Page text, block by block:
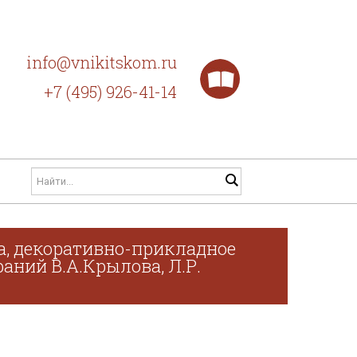
info@vnikitskom.ru
+7 (495) 926-41-14
прикладное
В.А.Крылова, Л.Р.